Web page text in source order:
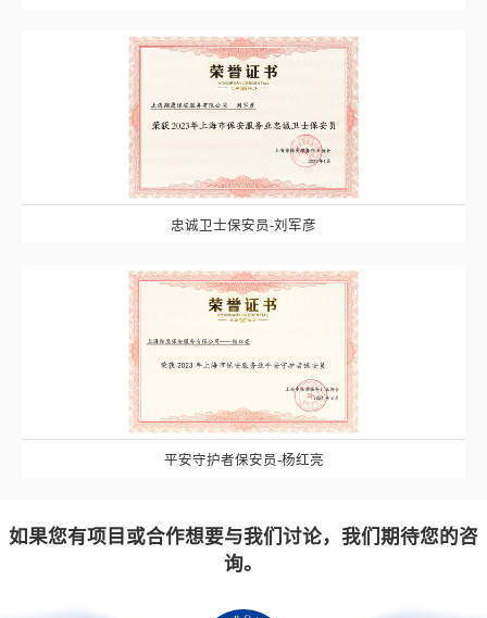
忠诚卫士保安员-刘军彦
平安守护者保安员-杨红亮
如果您有项目或合作想要与我们讨论，我们期待您的咨
询。